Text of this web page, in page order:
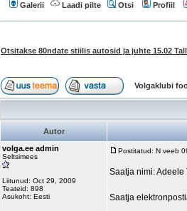
Galerii Laadi pilte Otsi Profiil
Otsitakse 80ndate stiilis autosid ja juhte 15.02
Volgaklubi
Autor
volga.ee admin
Seltsimees
Liitunud: Oct 29, 2009
Teateid: 898
Asukoht: Eesti
Postitatud: N veeb
Saatja nimi: Adeele
Saatja